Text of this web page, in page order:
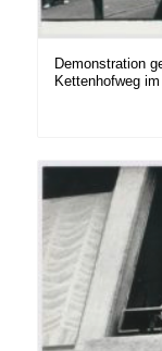
Demonstration
Kettenhofweg